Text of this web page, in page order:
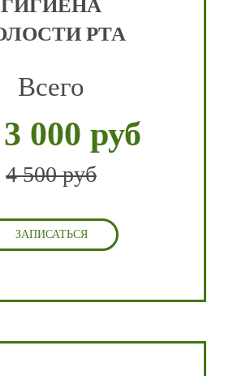
ГИГИЕНА
РТА
Всего
000 руб
4 500 руб
ЗАПИСАТЬСЯ